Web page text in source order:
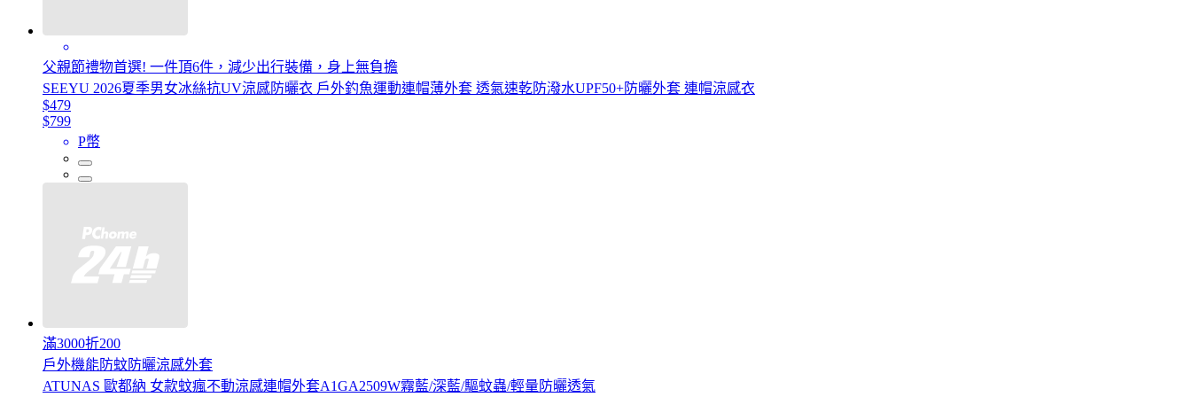
父親節禮物首選! 一件頂6件，減少出行裝備，身上無負擔
SEEYU 2026夏季男女冰絲抗UV涼感防曬衣 戶外釣魚運動連帽薄外套 透氣速乾防潑水UPF50+防曬外套 連帽涼感衣
$479
$799
P幣
滿3000折200
戶外機能防蚊防曬涼感外套
ATUNAS 歐都納 女款蚊瘋不動涼感連帽外套A1GA2509W霧藍/深藍/驅蚊蟲/輕量防曬透氣